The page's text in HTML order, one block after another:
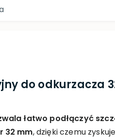
do odkurzacza
łatwo podłączyć
32 mm, dzięki czemu